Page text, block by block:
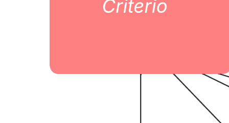
Eseguire confronti, calcoli e valutazioni per aiutarti nelle tue
Modelli correlati